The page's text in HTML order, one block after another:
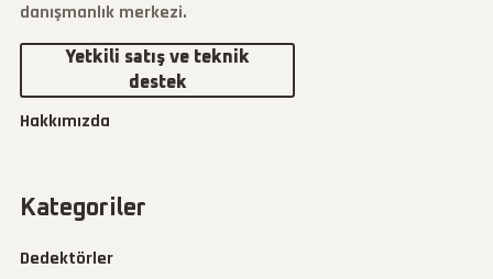
danışmanlık merkezi.
Yetkili satış ve teknik
destek
Hakkımızda
Kategoriler
Dedektörler